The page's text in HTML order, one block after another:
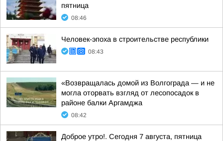
пятница
08:46
Человек-эпоха в строительстве республики
08:43
«Возвращалась домой из Волгограда — и не
могла оторвать взгляд от лесопосадок в
районе балки Аргамджа
08:42
Доброе утро!. Сегодня 7 августа, пятница